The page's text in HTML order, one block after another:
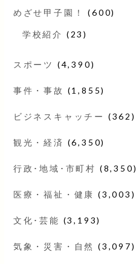
めざせ甲子園！ (600)
学校紹介 (23)
スポーツ (4,390)
事件・事故 (1,855)
ビジネスキャッチー (362)
観光・経済 (6,350)
行政･地域･市町村 (8,350)
医療・福祉・健康 (3,003)
文化･芸能 (3,193)
気象・災害・自然 (3,097)